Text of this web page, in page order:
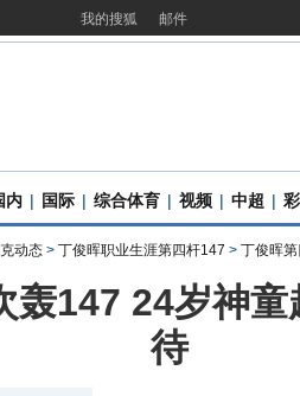
我的搜狐 邮件
内 | 国际 | 综合体育 | 视频 | 中超 |
动态 > 丁俊晖职业生涯第四杆147 > 丁俊晖
轰147 24岁神
待